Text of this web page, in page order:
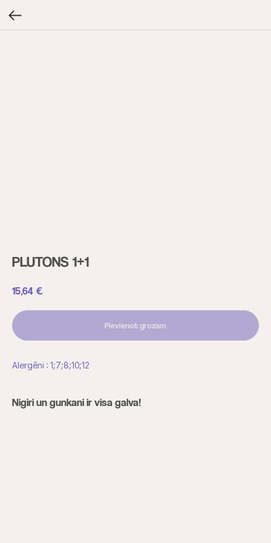
PLUTONS 1+1
15,64 €
Pievienot grozam
Alergēni : 1;7;8;10;12
Nigiri un gunkani ir visa galva!